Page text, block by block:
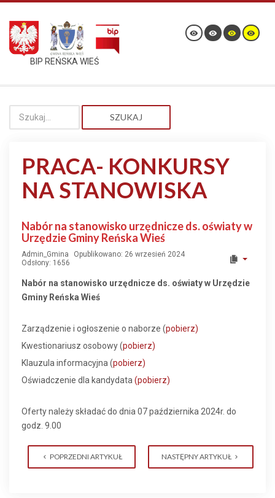
BIP REŃSKA WIEŚ
SZUKAJ
PRACA- KONKURSY
NA STANOWISKA
Nabór na stanowisko urzędnicze ds. oświaty w
Urzędzie Gminy Reńska Wieś
Admin_Gmina
Opublikowano: 26 wrzesień 2024
Odsłony: 1656
Nabór na stanowisko urzędnicze ds. oświaty w Urzędzie
Gminy Reńska Wieś
Zarządzenie i ogłoszenie o naborze (pobierz)
Kwestionariusz osobowy (pobierz)
Klauzula informacyjna (pobierz)
Oświadczenie dla kandydata (pobierz)
Oferty należy składać do dnia 07 października 2024r. do
godz. 9.00
POPRZEDNI ARTYKUŁ NASTĘPNY ARTYKUŁ